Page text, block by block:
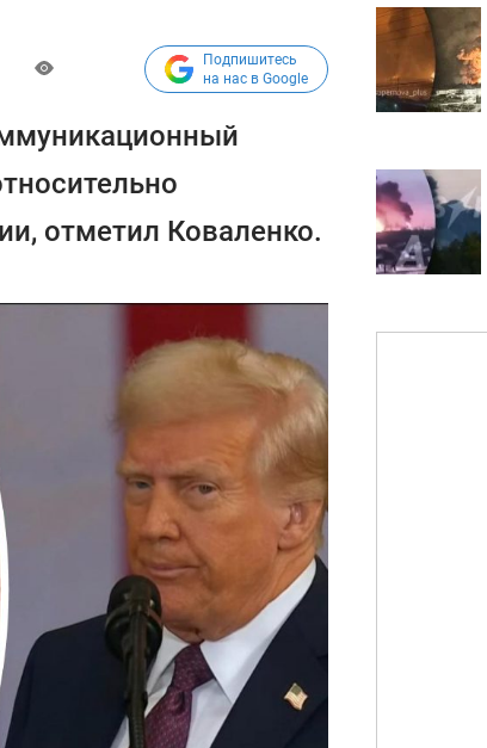
Подпишитесь
на нас в Google
отметил Коваленко.